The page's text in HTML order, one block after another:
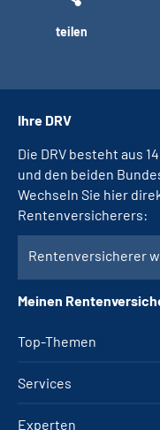
teilen
Top-Themen
Services
Experten
Ihre DRV
Die DRV besteht aus
und den beiden
Wechseln Sie hier
Rentenversicherers:
Rentenversicherer
Meinen